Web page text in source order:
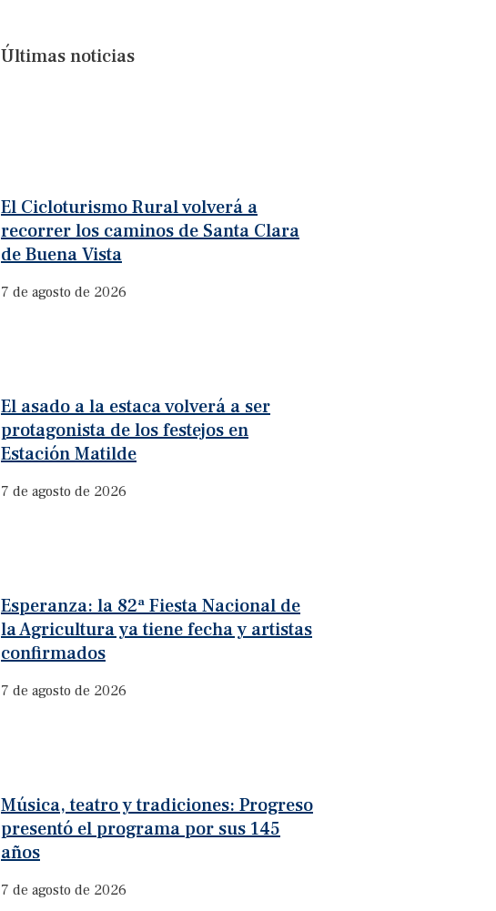
Últimas noticias
El Cicloturismo Rural volverá a
recorrer los caminos de Santa Clara
de Buena Vista
7 de agosto de 2026
El asado a la estaca volverá a ser
protagonista de los festejos en
Estación Matilde
7 de agosto de 2026
Esperanza: la 82ª Fiesta Nacional de
la Agricultura ya tiene fecha y artistas
confirmados
7 de agosto de 2026
Música, teatro y tradiciones: Progreso
presentó el programa por sus 145
años
7 de agosto de 2026